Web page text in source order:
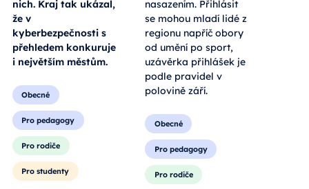
nich. Kraj tak ukázal,
že v
kyberbezpečnosti s
přehledem konkuruje
i největším městům.
Obecné
Pro pedagogy
Pro rodiče
Pro studenty
nasazením. Přihlásit
se mohou mladí lidé z
regionu napříč obory
od umění po sport,
uzávěrka přihlášek je
podle pravidel v
polovině září.
Obecné
Pro pedagogy
Pro rodiče